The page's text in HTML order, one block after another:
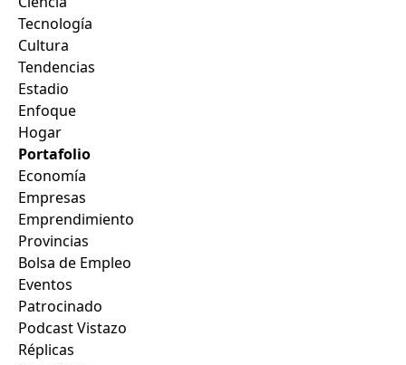
Tecnología
Cultura
Tendencias
Estadio
Enfoque
Hogar
Portafolio
Economía
Empresas
Emprendimiento
Provincias
Bolsa de Empleo
Eventos
Patrocinado
Podcast Vistazo
Réplicas